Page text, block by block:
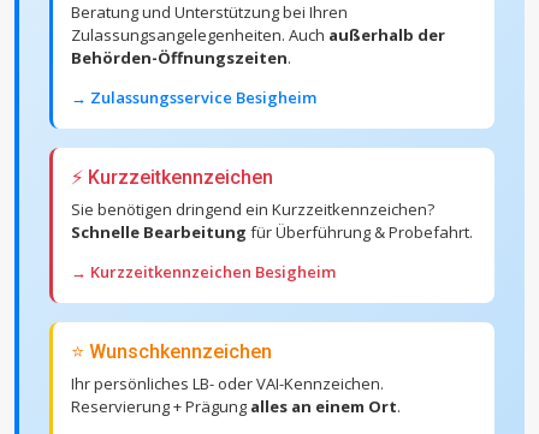
Beratung und Unterstützung bei Ihren
Zulassungsangelegenheiten. Auch außerhalb der
Behörden-Öffnungszeiten.
→ Zulassungsservice Besigheim
⚡ Kurzzeitkennzeichen
Sie benötigen dringend ein Kurzzeitkennzeichen?
Schnelle Bearbeitung für Überführung & Probefahrt.
→ Kurzzeitkennzeichen Besigheim
⭐ Wunschkennzeichen
Ihr persönliches LB- oder VAI-Kennzeichen.
Reservierung + Prägung alles an einem Ort.